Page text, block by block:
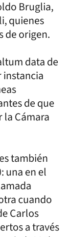
Bruglia,
quienes
de origen.
data de
instancia
de que
Cámara
también
una en el
cuando
Carlos
a través